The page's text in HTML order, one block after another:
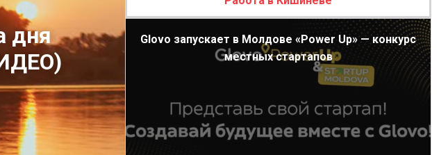
дня
Glovo запускает в Молдове «Power Up» — конкурс
местных стартапов